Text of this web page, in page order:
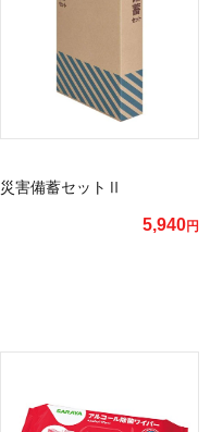
災害備蓄セットⅡ
5,940円